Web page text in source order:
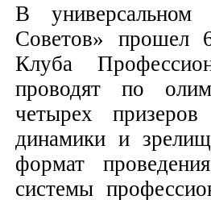
В универсальном
Советов» прошел
Клуба
проводят по
четырех
динамики и
формат
системы